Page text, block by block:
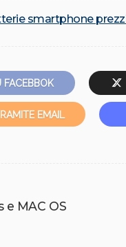
smartphone
FACEBBOK
EMAIL
MAC OS